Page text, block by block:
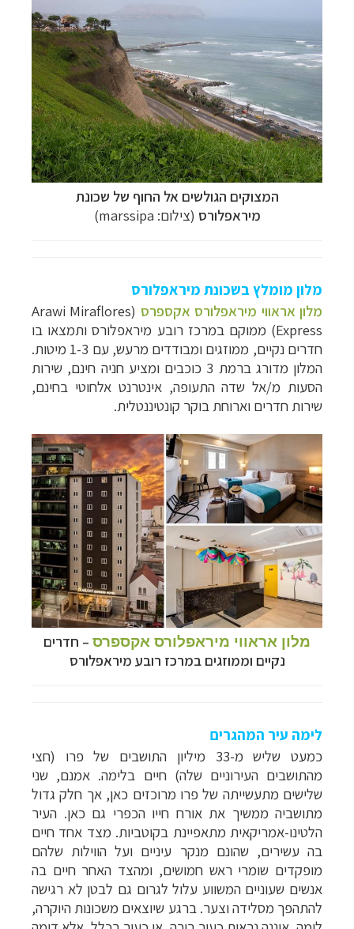
המצוקים הגולשים אל החוף של שכונת
מיראפלורס (צילום: marssipa)
מלון מומלץ בשכונת מיראפלורס
מלון אראווי מיראפלורס אקספרס (
Arawi Miraflores
Express) ממוקם במרכז רובע מיראפלורס ותמצאו בו
חדרים נקיים, ממוזגים ומבודדים מרעש, עם 1-3 מיטות.
המלון מדורג ברמת 3 כוכבים ומציע חניה חינם, שירות
הסעות מ/אל שדה התעופה, אינטרנט אלחוטי בחינם,
שירות חדרים וארוחת בוקר קונטיננטלית.
מלון אראווי מיראפלורס אקספרס – חדרים
נקיים וממוזגים במרכז רובע מיראפלורס
לימה עיר המהגרים
כמעט שליש מ-33 מיליון התושבים של
פרו (חצי
מהתושבים העירוניים שלה) חיים בלימה. אמנם, שני
שלישים מתעשייתה של פרו מרוכזים כאן, אך חלק גדול
מתושביה ממשיך את אורח חייו הכפרי גם כאן. העיר
הלטינו-אמריקאית מתאפיינת בקוטביות. מצד אחד חיים
בה עשירים, שהונם מנקר עיניים ועל הווילות שלהם
מופקדים שומרי ראש חמושים, ומהצד האחר חיים בה
אנשים שעוניים המשווע עלול לגרום גם לבטן לא רגישה
להתהפך מסלידהוצער. ברגע שיוצאים משכונות היוקרה,